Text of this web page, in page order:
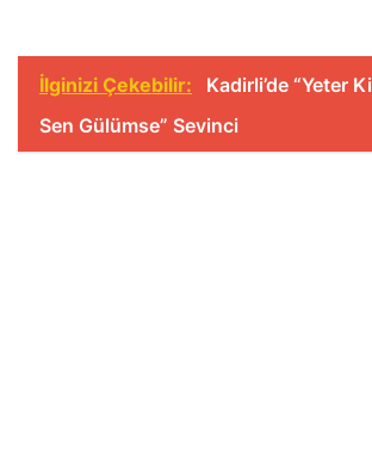
İlginizi Çekebilir:
Kadirli’de “Yeter Ki
Sen Gülümse” Sevinci